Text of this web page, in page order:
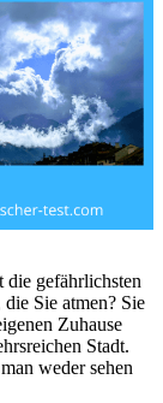
gefährlichsten
Sie atmen? Sie
Zuhause
Stadt.
weder sehen